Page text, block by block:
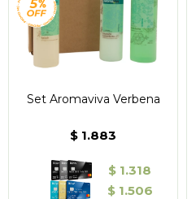
Set Aromaviva Verbena
$ 1.883
$ 1.318
$ 1.506